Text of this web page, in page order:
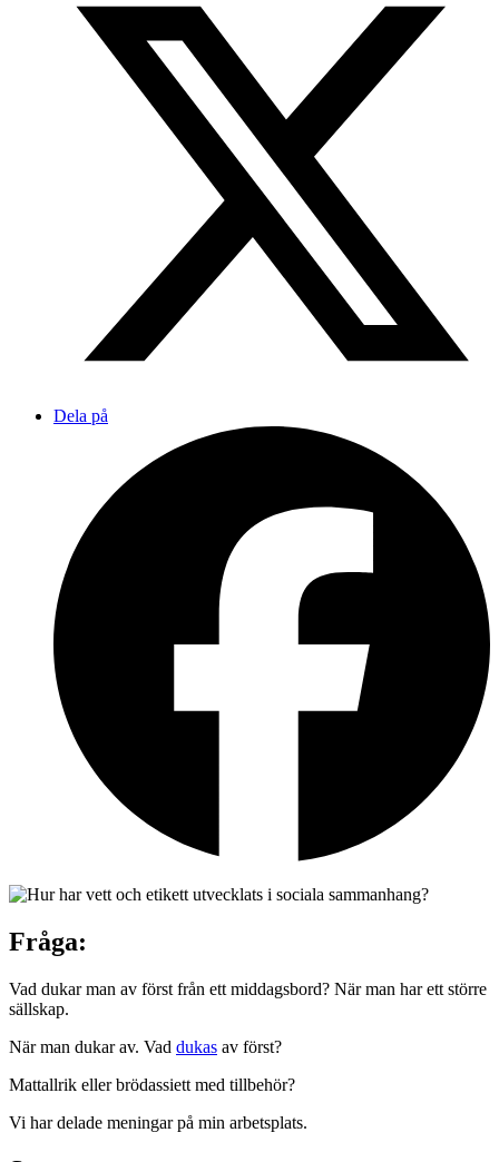
Dela på
Fråga:
Vad dukar man av först från ett middagsbord? När man har ett större
sällskap.
När man dukar av. Vad dukas av först?
Mattallrik eller brödassiett med tillbehör?
Vi har delade meningar på min arbetsplats.